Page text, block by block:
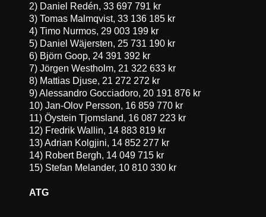
2) Daniel Redén, 33 697 791 kr
3) Tomas Malmqvist, 33 136 185 kr
4) Timo Nurmos, 29 003 199 kr
5) Daniel Wäjersten, 25 731 190 kr
6) Björn Goop, 24 391 392 kr
7) Jörgen Westholm, 21 322 633 kr
8) Mattias Djuse, 21 272 272 kr
9) Alessandro Gocciadoro, 20 191 876 kr
10) Jan-Olov Persson, 16 859 770 kr
11) Öystein Tjomsland, 16 087 223 kr
12) Fredrik Wallin, 14 883 819 kr
13) Adrian Kolgjini, 14 852 277 kr
14) Robert Bergh, 14 049 715 kr
15) Stefan Melander, 10 810 330 kr
ATG